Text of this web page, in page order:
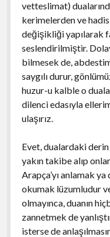
vetteslimat)
kerimelerden ve
değişikliği yapılarak
seslendirilmiştir.
bilmesek de,
saygılı durur,
huzur-u kalble o
dilenci edasıyla
ulaşırız.
Evet, dualardaki derin
yakın takibe alıp
Arapça’yı anlamak
okumak lüzumludur
olmayınca, duanın
zannetmek de
isterse de